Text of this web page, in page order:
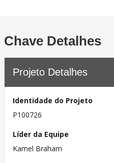
Chave Detalhes
Projeto Detalhes
Identidade do Projeto
P100726
Líder da Equipe
Kamel Braham